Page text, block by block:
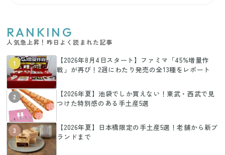
RANKING
人気急上昇！昨日よく読まれた記事
1
【2026年8月4日スタート】ファミマ「45%増量作
戦」が再び！2週にわたり発売の全13種をレポート
2
【2026年夏】池袋でしか買えない！東武・西武で見
つけた特別感のある手土産5選
3
【2026年夏】日本橋限定の手土産5選！老舗から新ブ
ランドまで